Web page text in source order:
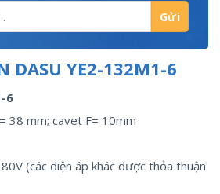
DASU YE2-132M1-6
6
38 mm; cavet F= 10mm
(các điện áp khác được thỏa thuận